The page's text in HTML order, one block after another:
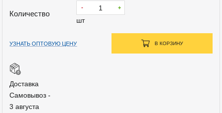
Количество
- +
шт
УЗНАТЬ ОПТОВУЮ ЦЕНУ В КОРЗИНУ
Доставка
Самовывоз -
3 августа